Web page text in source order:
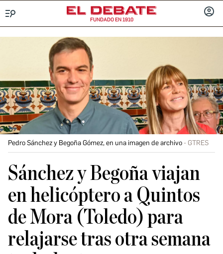
FUNDADO EN 1910
Pedro Sánchez y Begoña Gómez, en una imagen de archivo GTRES
Sánchez y Begoña viajan
en helicóptero a Quintos
de Mora (Toledo) para
relajarse tras otra semana